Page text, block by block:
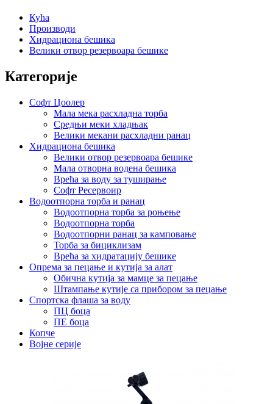
Кућа
Производи
Хидрациона бешика
Велики отвор резервоара бешике
Категорије
Софт Цоолер
Мала мека расхладна торба
Средњи меки хладњак
Велики мекани расхладни ранац
Хидрациона бешика
Велики отвор резервоара бешике
Мала отворна водена бешика
Врећа за воду за туширање
Софт Ресервоир
Водоотпорна торба и ранац
Водоотпорна торба за роњење
Водоотпорна торба
Водоотпорни ранац за камповање
Торба за бициклизам
Врећа за хидратацију бешике
Опрема за пецање и кутија за алат
Обична кутија за мамце за пецање
Штампање кутије са прибором за пецање
Спортска флаша за воду
ПЦ боца
ПЕ боца
Копче
Војне серије